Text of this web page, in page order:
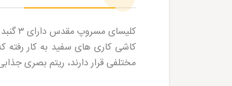
کلیسای مسروپ مقدس دارای۳
کاشی کاری های سفید به کار رفته
مختلفی قرار دارند، ریتم بصری